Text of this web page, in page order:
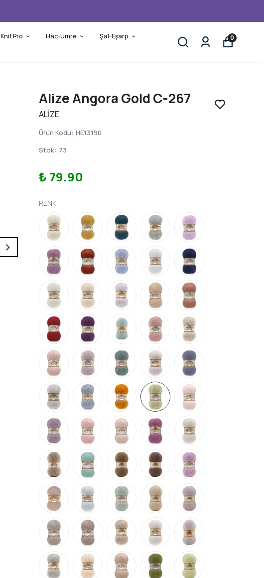
Knit Pro Hac-Umre
Şal-Eşarp
0
Alize Angora Gold C-267
ALİZE
Ürün Kodu: HE13190
Stok: 73
₺ 79.90
RENK